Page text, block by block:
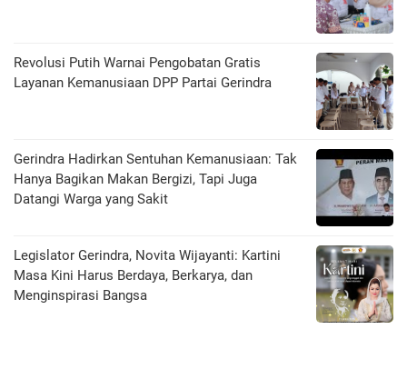
Revolusi Putih Warnai Pengobatan Gratis
Layanan Kemanusiaan DPP Partai Gerindra
Gerindra Hadirkan Sentuhan Kemanusiaan: Tak
Hanya Bagikan Makan Bergizi, Tapi Juga
Datangi Warga yang Sakit
Legislator Gerindra, Novita Wijayanti: Kartini
Masa Kini Harus Berdaya, Berkarya, dan
Menginspirasi Bangsa